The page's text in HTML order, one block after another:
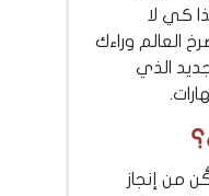
كي لا
العالم وراءك
الذي
من إنجاز